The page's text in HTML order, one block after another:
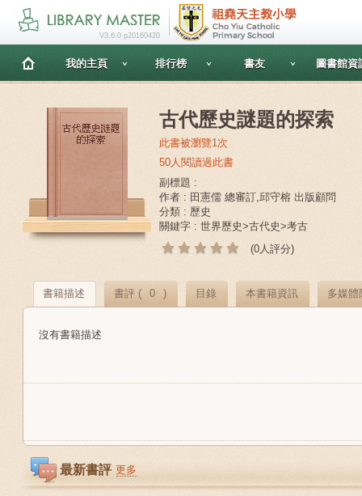
V3.6.0 p20160420
我的主頁 排行榜 書友 圖書館資
古代歷史謎題的探索
此書被瀏覽1次
50人閱讀過此書
副標題 :
作者 : 田憲儒 總審訂,邱守榕 出版顧問
分類 : 歷史
關鍵字 : 世界歷史>古代史>考古
(0人評分)
書籍描述 書評 ( 0 ) 目錄 本書籍資訊 多媒體
沒有書籍描述
最新書評 更多